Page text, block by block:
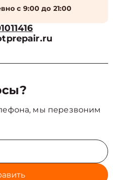
с 9:00 до 21:00
мы перезвоним